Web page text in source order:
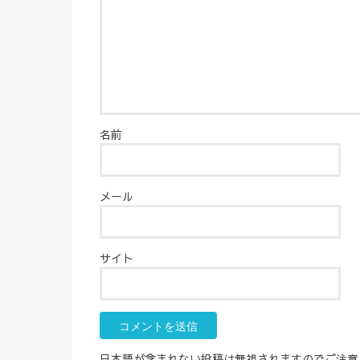
名前
メール
サイト